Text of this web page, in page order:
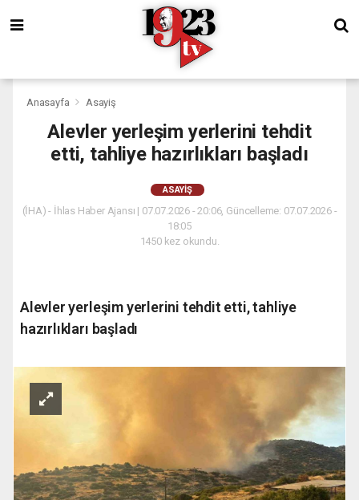
Anasayfa Asayiş
Alevler yerleşim yerlerini tehdit
etti, tahliye hazırlıkları başladı
ASAYIŞ
(İHA) - İhlas Haber Ajansı | 07.07.2026 - 20:06, Güncelleme: 07.07.2026 -
18:05
1450 kez okundu.
Alevler yerleşim yerlerini tehdit etti, tahliye
hazırlıkları başladı